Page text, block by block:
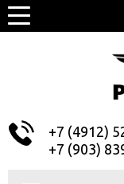
+7 (4912)
+7 (903)